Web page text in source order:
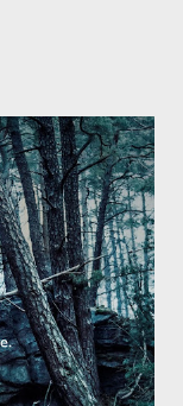
delineando le
inviare una
e in copia a
momento della
22 infat...